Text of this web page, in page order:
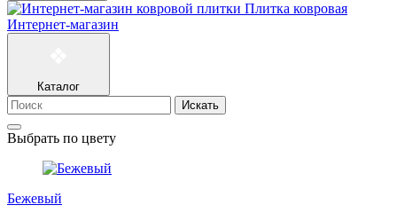
Плитка ковровая
Интернет-магазин
Каталог
Искать
Выбрать по цвету
Бежевый